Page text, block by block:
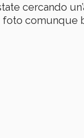
cercando
comunque